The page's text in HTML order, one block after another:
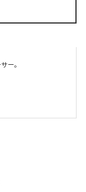
ー。